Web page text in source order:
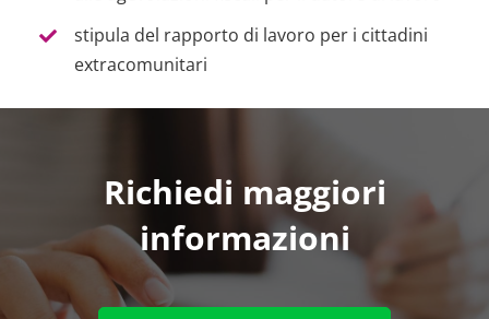
stipula del rapporto di lavoro per i cittadini
extracomunitari
Richiedi maggiori
informazioni